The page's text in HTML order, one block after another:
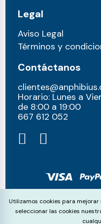
Legal
Aviso Legal
Términos y
Contáctanos
Horario: Lunes a
de 8:00 a 19:00
667 612 052​
©
Pago
Cookie Consent
Utilizamos cookies para
seleccionar las cookies